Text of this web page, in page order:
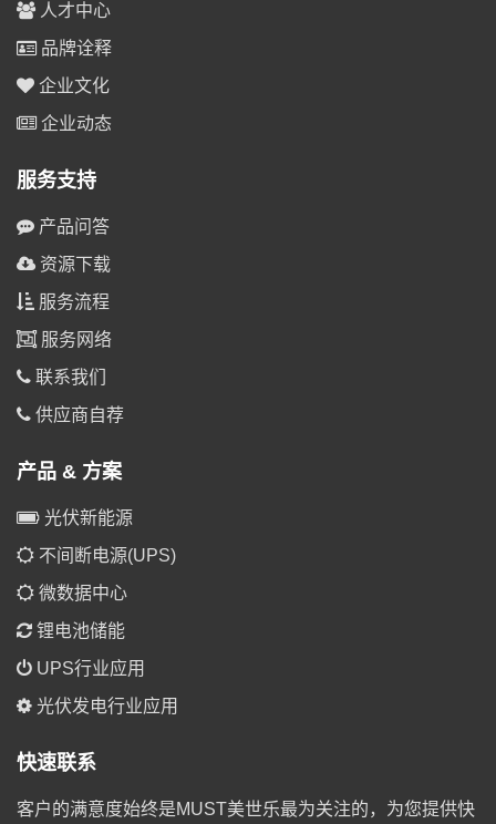
人才中心
品牌诠释
企业文化
企业动态
服务支持
产品问答
资源下载
服务流程
服务网络
联系我们
供应商自荐
产品 & 方案
光伏新能源
不间断电源(UPS)
微数据中心
锂电池储能
UPS行业应用
光伏发电行业应用
快速联系
客户的满意度始终是MUST美世乐最为关注的，为您提供快